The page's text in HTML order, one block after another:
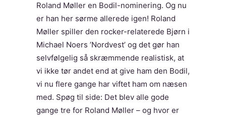
Roland Møller en Bodil-nominering. Og nu
er han her sørme allerede igen! Roland
Møller spiller den rocker-relaterede Bjørn i
Michael Noers ’Nordvest’ og det gør han
selvfølgelig så skræmmende realistisk, at
vi ikke tør andet end at give ham den Bodil,
vi nu flere gange har viftet ham om næsen
med. Spøg til side: Det blev alle gode
gange tre for Roland Møller – og hvor er